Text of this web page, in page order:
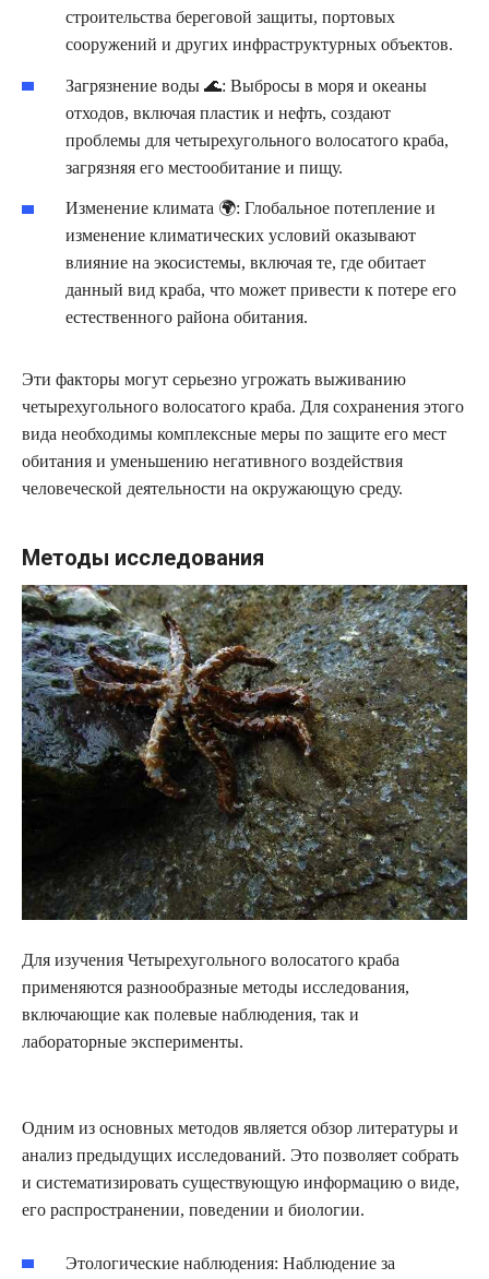
строительства береговой защиты, портовых
сооружений и других инфраструктурных объектов.
Загрязнение воды 🌊: Выбросы в моря и океаны
отходов, включая пластик и нефть, создают
проблемы для четырехугольного волосатого краба,
загрязняя его местообитание и пищу.
Изменение климата 🌍: Глобальное потепление и
изменение климатических условий оказывают
влияние на экосистемы, включая те, где обитает
данный вид краба, что может привести к потере его
естественного района обитания.
Эти факторы могут серьезно угрожать выживанию
четырехугольного волосатого краба. Для сохранения этого
вида необходимы комплексные меры по защите его мест
обитания и уменьшению негативного воздействия
человеческой деятельности на окружающую среду.
Методы исследования
Для изучения Четырехугольного волосатого краба
применяются разнообразные методы исследования,
включающие как полевые наблюдения, так и
лабораторные эксперименты.
Одним из основных методов является обзор литературы и
анализ предыдущих исследований. Это позволяет собрать
и систематизировать существующую информацию о виде,
его распространении, поведении и биологии.
Этологические наблюдения: Наблюдение за